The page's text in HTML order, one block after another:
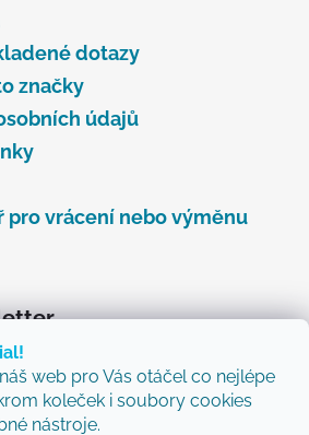
web pro Vás otáčel co nejlépe
koleček i soubory cookies
nástroje.
dotazy
značky
údajů
pro vrácení nebo výměnu
vám budeme zasílat informace
na našem e-shopu.
Vám budeme zasílat ty nejlepší